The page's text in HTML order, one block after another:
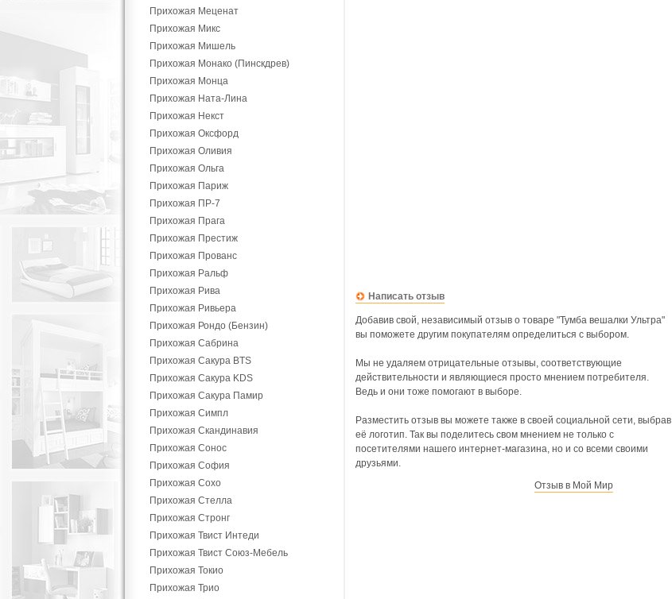
Прихожая Меценат
Прихожая Микс
Прихожая Мишель
Прихожая Монако (Пинскдрев)
Прихожая Монца
Прихожая Ната-Лина
Прихожая Некст
Прихожая Оксфорд
Прихожая Оливия
Прихожая Ольга
Прихожая Париж
Прихожая ПР-7
Прихожая Прага
Прихожая Престиж
Прихожая Прованс
Прихожая Ральф
Прихожая Рива
Прихожая Ривьера
Прихожая Рондо (Бензин)
Прихожая Сабрина
Прихожая Сакура BTS
Прихожая Сакура KDS
Прихожая Сакура Памир
Прихожая Симпл
Прихожая Скандинавия
Прихожая Сонос
Прихожая София
Прихожая Сохо
Прихожая Стелла
Прихожая Стронг
Прихожая Твист Интеди
Прихожая Твист Союз-Мебель
Прихожая Токио
Прихожая Трио
Написать отзыв
Добавив свой, независимый отзыв о товаре "Тумба вешалки Ультра"
вы поможете другим покупателям определиться с выбором.
Мы не удаляем отрицательные отзывы, соответствующие
действительности и являющиеся просто мнением потребителя.
Ведь и они тоже помогают в выборе.
Разместить отзыв вы можете также в своей социальной сети, выбрав
её логотип. Так вы поделитесь свом мнением не только с
посетителями нашего интернет-магазина, но и со всеми своими
друзьями.
Отзыв в Мой Мир